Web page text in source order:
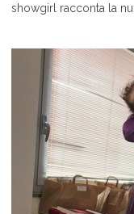
showgirl racconta la